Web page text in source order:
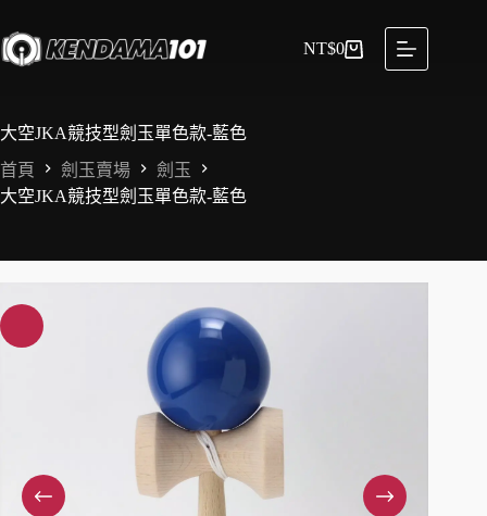
NT$0
大空JKA競技型劍玉單色款-藍色
首頁
劍玉賣場
劍玉
大空JKA競技型劍玉單色款-藍色